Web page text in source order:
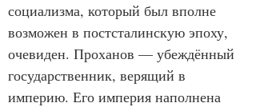
социализма, который был вполне
возможен в постсталинскую эпоху,
очевиден. Проханов — убеждённый
государственник, верящий в
империю. Его империя наполнена